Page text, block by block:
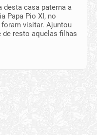
desta casa paterna a
Papa Pio XI, no
visitar. Ajuntou
resto aquelas filhas